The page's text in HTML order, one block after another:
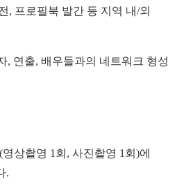
, 프로필북 발간 등 지역 내/외
, 연출, 배우들과의 네트워크 형성
(영상촬영 1 회 , 사진촬영 1 회 )에
.